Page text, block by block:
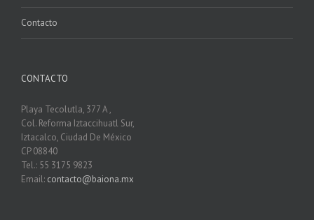
Contacto
CONTACTO
Playa Tecolutla, 377 A ,
Col. Reforma Iztaccihuatl Sur,
Iztacalco, Ciudad De México
CP 08840
Tel.: 55 3175 9823
Email: contacto@baiona.mx